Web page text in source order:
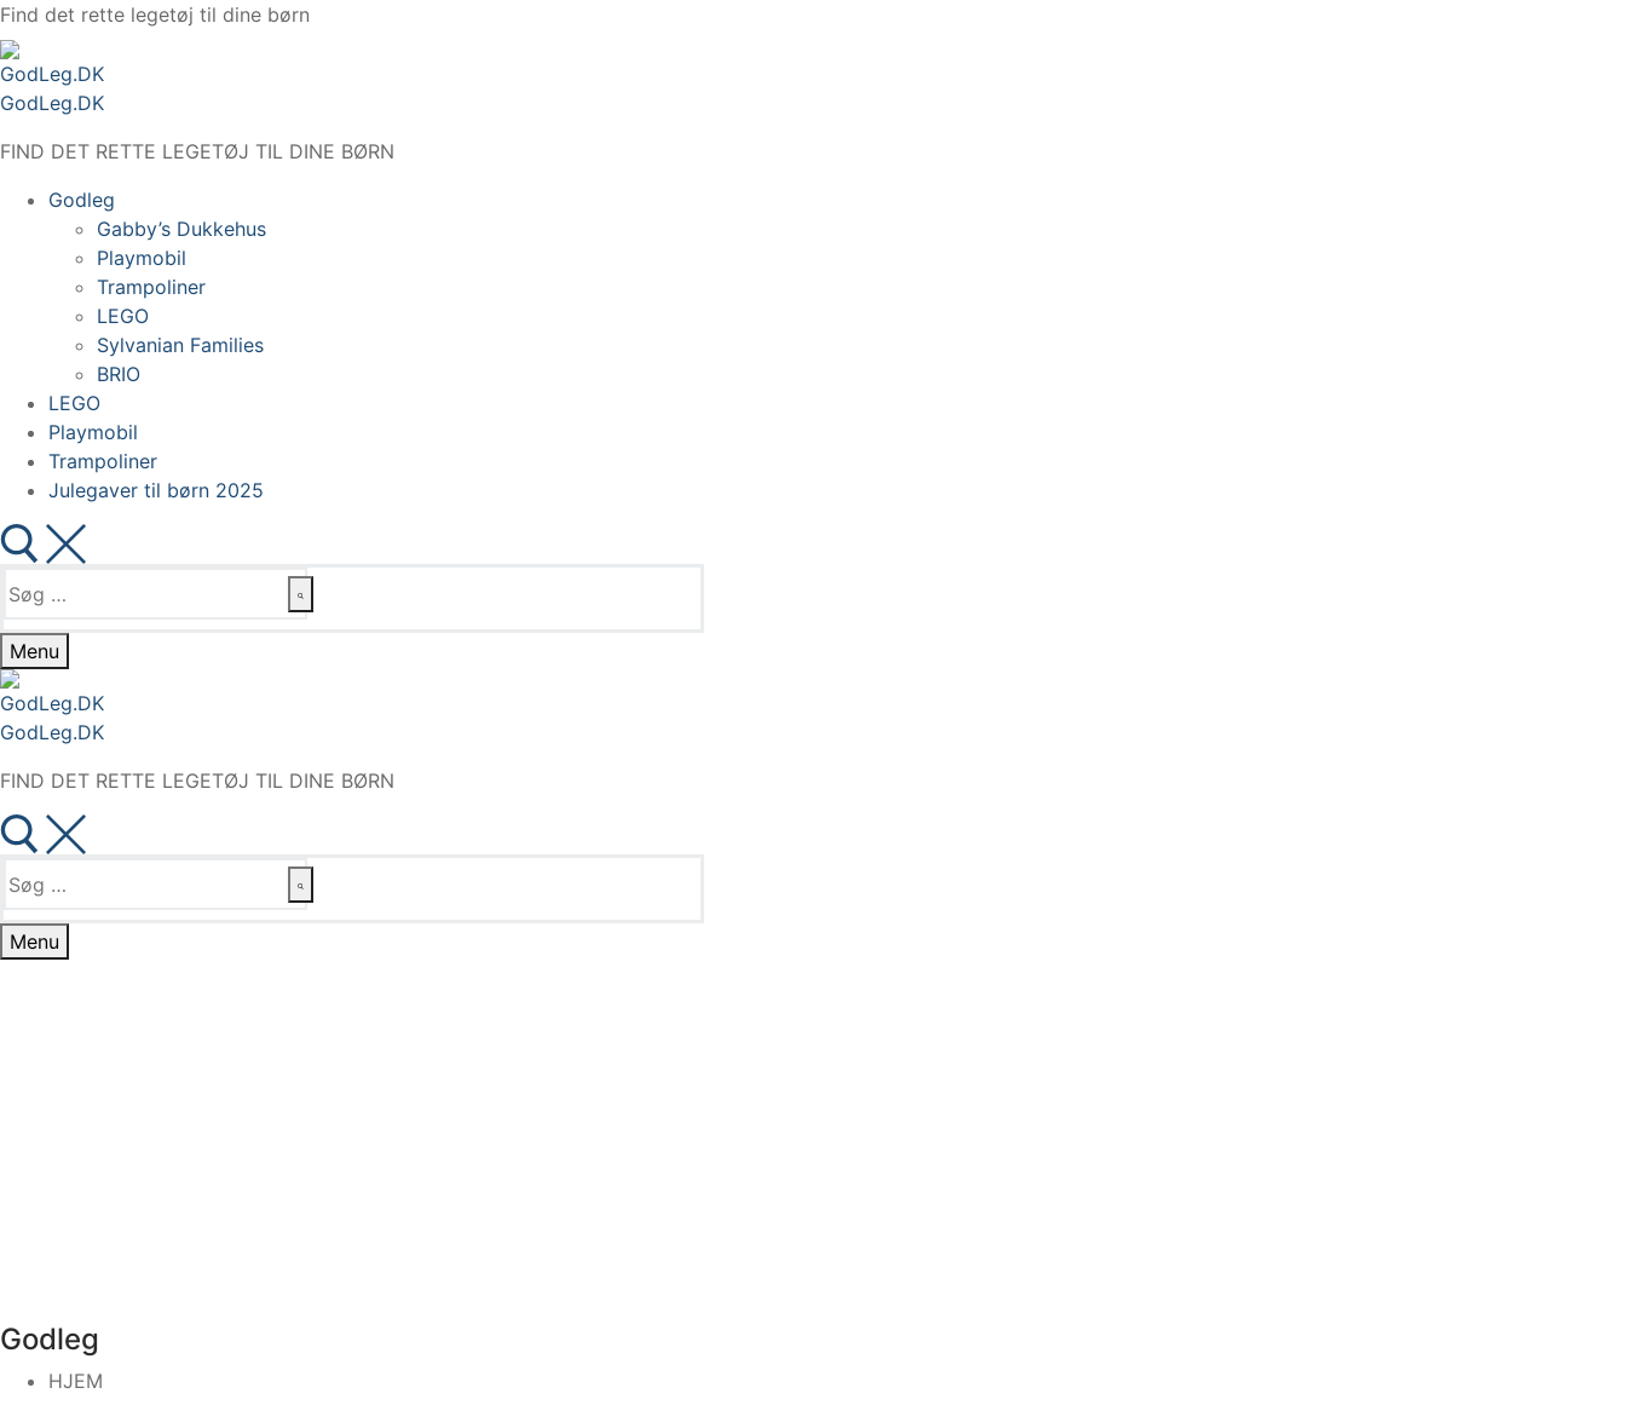
Spring
til
indhold
Find det rette legetøj til dine børn
GodLeg.DK
FIND DET RETTE LEGETØJ TIL DINE BØRN
Godleg
Gabby’s Dukkehus
Playmobil
Trampoliner
LEGO
Sylvanian Families
BRIO
LEGO
Playmobil
Trampoliner
Julegaver til børn 2025
Søg
efter:
Menu
GodLeg.DK
FIND DET RETTE LEGETØJ TIL DINE BØRN
Søg
efter:
Menu
Godleg
HJEM